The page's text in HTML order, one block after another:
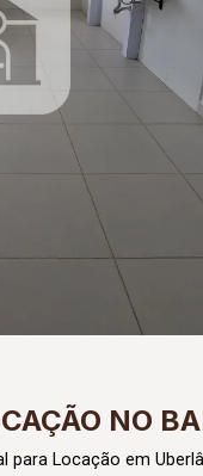
NO
para Locação em